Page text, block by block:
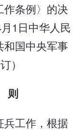
条例〉的决
1日中华人民
国中央军事
）
则
工作，根据